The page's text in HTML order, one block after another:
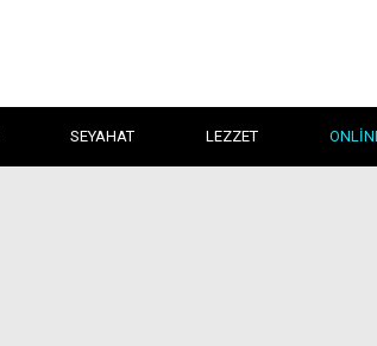
SEYAHAT LEZZET